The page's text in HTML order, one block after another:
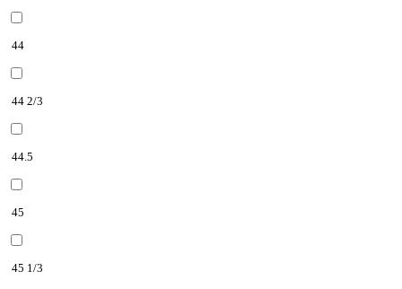
44
44 2/3
44.5
45
45 1/3